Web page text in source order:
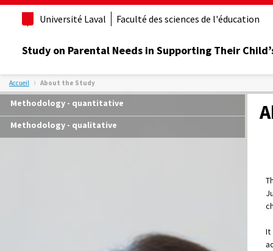
Université Laval Faculté des sciences de l'éducation
Study on Parental Needs in Supporting Their
Accueil About the Study
Methodology - quantitative
Methodology - qualitative
It